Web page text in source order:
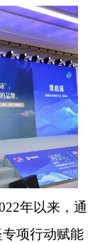
年以来，通
项行动赋能